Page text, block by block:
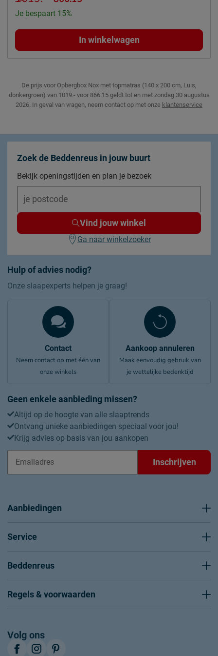
Modelnaam topper
Nove/Nox
Kern topper
HR-koudschuim
Poten
Garantie
voorwaarden; 3 jaar op het
topmatras volgens
Beddenreus voorwaarden
Leveranciersinformatie
Naam Beddenreus B.V.
Uden, Nederland
Emailadres
info@beddenreus.nl
Je bespaart 15%
In winkelwagen
De prijs voor Opbergbox Nox met topmatras (140 x 200 cm, Luis,
donkergroen) van 1019.- voor 866.15 geldt tot en met zondag 30 augustus
2026. In geval van vragen, neem contact op met onze klantenservice
Hulp of advies nodig?
Onze slaapexperts helpen je graag!
Contact
Neem contact op met één van
onze winkels
Aankoop annuleren
Maak eenvoudig gebruik van
je wettelijke bedenktijd
Geen enkele aanbieding missen?
Altijd op de hoogte van alle slaaptrends
Ontvang unieke aanbiedingen speciaal voor jou!
Krijg advies op basis van jou aankopen
Inschrijven
Zoek de Beddenreus in jouw buurt
Bekijk openingstijden en plan je bezoek
Vind jouw winkel
Ga naar winkelzoeker
Aanbiedingen
Service
Beddenreus
Regels & voorwaarden
Volg ons